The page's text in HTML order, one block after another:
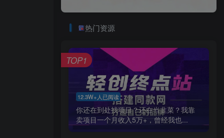
热门资源
12.3W+人已阅读
你还在到处找项目？还在当韭菜？我靠
卖项目一个月收入5万+，曾经我也...
TOP1